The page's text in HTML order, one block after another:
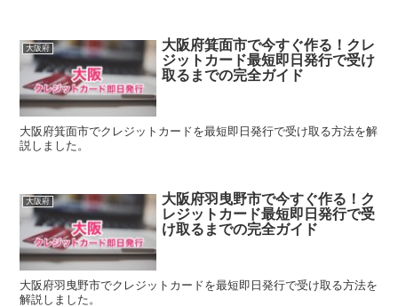
大阪府
大阪府箕面市で今すぐ作る！クレ
ジットカード最短即日発行で受け
取るまでの完全ガイド
大阪府箕面市でクレジットカードを最短即日発行で受け取る方法を解
説しました。
大阪府
大阪府羽曳野市で今すぐ作る！ク
レジットカード最短即日発行で受
け取るまでの完全ガイド
大阪府羽曳野市でクレジットカードを最短即日発行で受け取る方法を
解説しました。